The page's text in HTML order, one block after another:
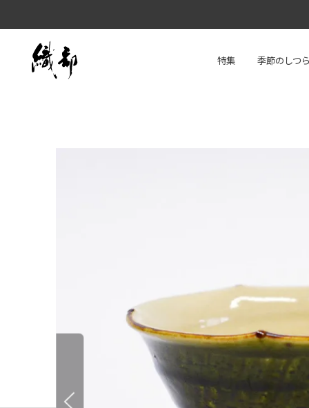
特集 季節のしつ